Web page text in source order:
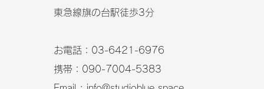
東急線旗の台駅徒歩3分
お電話：03-6421-6976
携帯：090-7004-5383